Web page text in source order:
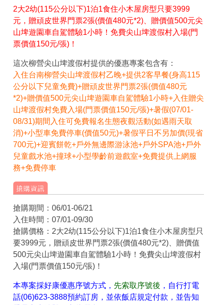
2大2幼(115公分以下)1泊1食住小木屋房型只要3999
元，贈頑皮世界門票2張(價值480元*2)、贈價值500元尖
山埤遊園車自駕體驗1小時！免費尖山埤渡假村入場(門
票價值150元/張)！
這次柳營尖山埤渡假村提供的優惠專案包含有：
入住台南柳營尖山埤渡假村乙晚+提供2客早餐(身高115
公分以下兒童免費)+贈頑皮世界門票2張(價值480元
*2)+贈價值500元尖山埤遊園車自駕體驗1小時+入住贈尖
山埤渡假村免費入場(門票價值150元/張)+暑假(07/01-
08/31)期間入住可免費報名生態夜觀活動(如遇雨天取
消)+小型車免費停車(價值50元)+暑假平日不另加價(現省
700元)+迎賓餅乾+戶外無邊際游泳池+戶外SPA池+戶外
兒童戲水池+撞球+小型學齡前遊戲室+免費提供上網服
務+免費停車
搶購期間：06/01-06/21
入住時間：07/01-09/30
搶購價格：2大2幼(115公分以下)1泊1食住小木屋房型只
要3999元，贈頑皮世界門票2張(價值480元*2)、贈價值
500元尖山埤遊園車自駕體驗1小時！免費尖山埤渡假村
入場(門票價值150元/張)！
本專案採好康優惠序號方式， 先索取序號後 ，自行打電
話(06)623-3888預約訂房，並依飯店規定付款，並告知